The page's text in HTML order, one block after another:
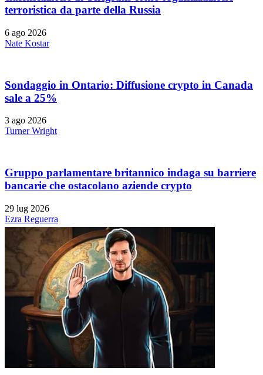
terroristica da parte della Russia
6 ago 2026
Nate Kostar
Sondaggio in Ontario: Diffusione crypto in Canada
sale a 25%
3 ago 2026
Turner Wright
Gruppo parlamentare britannico indaga su barriere
bancarie che ostacolano aziende crypto
29 lug 2026
Ezra Reguerra